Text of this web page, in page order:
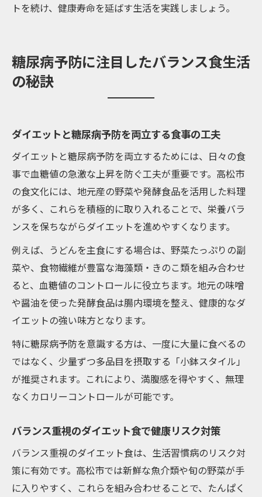
トを続け、健康寿命を延ばす生活を実践しましょう。
糖尿病予防に注目したバランス食生活
の秘訣
ダイエットと糖尿病予防を両立する食事の工夫
ダイエットと糖尿病予防を両立するためには、日々の食
事で血糖値の急激な上昇を防ぐ工夫が重要です。高松市
の食文化には、地元産の野菜や発酵食品を活用した料理
が多く、これらを積極的に取り入れることで、栄養バラ
ンスを保ちながらダイエットを進めやすくなります。
例えば、うどんを主食にする場合は、野菜たっぷりの副
菜や、食物繊維が豊富な海藻類・きのこ類を組み合わせ
ると、血糖値のコントロールに役立ちます。地元の味噌
や醤油を使った発酵食品は腸内環境を整え、健康的なダ
イエットの強い味方となります。
特に糖尿病予防を意識する方は、一度に大量に食べるの
ではなく、少量ずつ多品目を摂取する「小鉢スタイル」
が推奨されます。これにより、満腹感を得やすく、無理
なくカロリーコントロールが可能です。
バランス重視のダイエット食で健康リスク対策
バランス重視のダイエット食は、生活習慣病のリスク対
策に有効です。高松市では新鮮な魚介類や旬の野菜が手
に入りやすく、これらを組み合わせることで、たんぱく